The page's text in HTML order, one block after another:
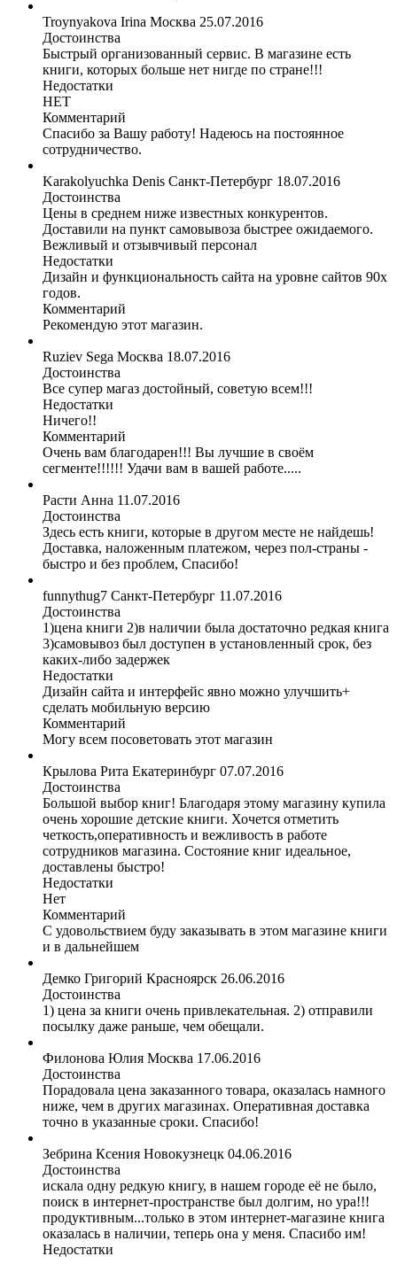
Troynyakova Irina Москва 25.07.2016
Достоинства
Быстрый организованный сервис. В магазине есть
книги, которых больше нет нигде по стране!!!
Недостатки
НЕТ
Комментарий
Спасибо за Вашу работу! Надеюсь на постоянное
сотрудничество.
Karakolyuchka Denis Санкт-Петербург 18.07.2016
Достоинства
Цены в среднем ниже известных конкурентов.
Доставили на пункт самовывоза быстрее ожидаемого.
Вежливый и отзывчивый персонал
Недостатки
Дизайн и функциональность сайта на уровне сайтов 90х
годов.
Комментарий
Рекомендую этот магазин.
Ruziev Sega Москва 18.07.2016
Достоинства
Все супер магаз достойный, советую всем!!!
Недостатки
Ничего!!
Комментарий
Очень вам благодарен!!! Вы лучшие в своём
сегменте!!!!!! Удачи вам в вашей работе.....
Расти Анна 11.07.2016
Достоинства
Здесь есть книги, которые в другом месте не найдешь!
Доставка, наложенным платежом, через пол-страны -
быстро и без проблем, Спасибо!
funnythug7 Санкт-Петербург 11.07.2016
Достоинства
1)цена книги 2)в наличии была достаточно редкая книга
3)самовывоз был доступен в установленный срок, без
каких-либо задержек
Недостатки
Дизайн сайта и интерфейс явно можно улучшить+
сделать мобильную версию
Комментарий
Могу всем посоветовать этот магазин
Крылова Рита Екатеринбург 07.07.2016
Достоинства
Большой выбор книг! Благодаря этому магазину купила
очень хорошие детские книги. Хочется отметить
четкость,оперативность и вежливость в работе
сотрудников магазина. Состояние книг идеальное,
доставлены быстро!
Недостатки
Нет
Комментарий
С удовольствием буду заказывать в этом магазине книги
и в дальнейшем
Демко Григорий Красноярск 26.06.2016
Достоинства
1) цена за книги очень привлекательная. 2) отправили
посылку даже раньше, чем обещали.
Филонова Юлия Москва 17.06.2016
Достоинства
Порадовала цена заказанного товара, оказалась намного
ниже, чем в других магазинах. Оперативная доставка
точно в указанные сроки. Спасибо!
Зебрина Ксения Новокузнецк 04.06.2016
Достоинства
искала одну редкую книгу, в нашем городе её не было,
поиск в интернет-пространстве был долгим, но ура!!!
продуктивным...только в этом интернет-магазине книга
оказалась в наличии, теперь она у меня. Спасибо им!
Недостатки